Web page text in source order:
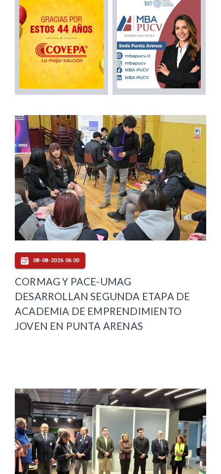
08-08-2026 06:00
CORMAG Y PACE-UMAG
DESARROLLAN SEGUNDA ETAPA DE
ACADEMIA DE EMPRENDIMIENTO
JOVEN EN PUNTA ARENAS